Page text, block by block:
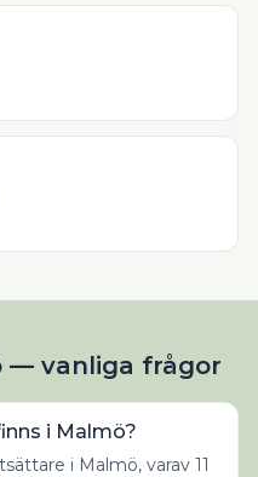
— vanliga frågor
i Malmö?
i Malmö, varav 11